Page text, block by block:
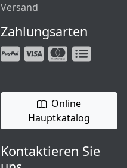
Versand
Zahlungsarten
Online
Hauptkatalog
Kontaktieren Sie